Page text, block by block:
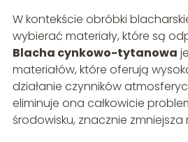
W kontekście obróbki
wybierać materiały, które są
Blacha cynkowo-tytanowa
materiałów, które oferują
działanie czynników
eliminuje ona całkowicie
środowisku, znacznie zmniejsza